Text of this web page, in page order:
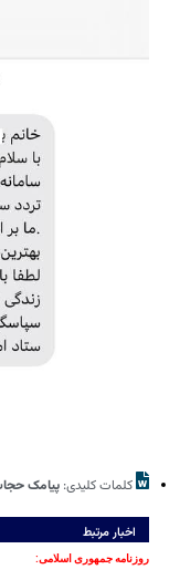
کلمات کلیدی: پیامک
اخبار مرتبط
روزنامه جمهوری اسلامی: